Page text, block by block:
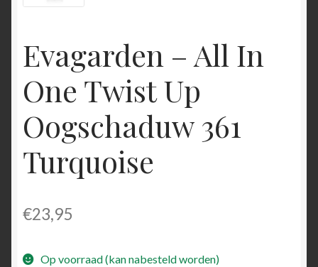
Evagarden – All In
One Twist Up
Oogschaduw 361
Turquoise
€23,95
Op voorraad (kan nabesteld worden)